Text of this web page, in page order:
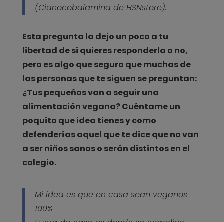
(Cianocobalamina de HSNstore).
Esta pregunta la dejo un poco a tu
libertad de si quieres responderla o no,
pero es algo que seguro que muchas de
las personas que te siguen se preguntan:
¿Tus pequeños van a seguir una
alimentación vegana? Cuéntame un
poquito que idea tienes y como
defenderías aquel que te dice que no van
a ser niños sanos o serán distintos en el
colegio.
Mi idea es que en casa sean veganos
100%